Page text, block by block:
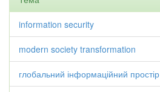
information security
modern society transformation
глобальний інформаційний простір